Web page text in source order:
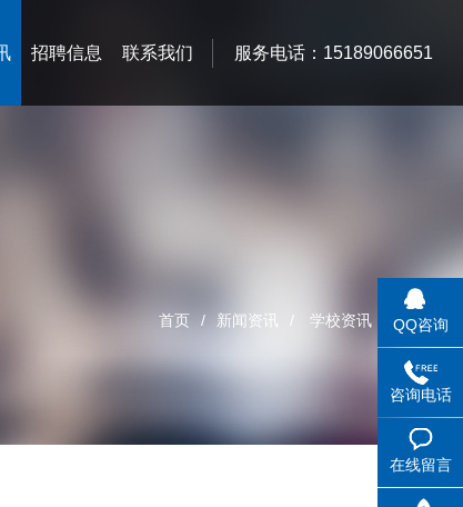
服务电话：15189066651
招聘信息 联系我们
首页 / 新闻资讯 / 学校资讯 QQ咨询
咨询电话
在线留言